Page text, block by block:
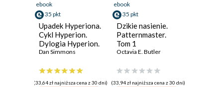
ebook
35 pkt
Upadek Hyperiona.
Cykl Hyperion.
Dylogia Hyperion.
Tom 2
Dan Simmons
(33,64 zł najniższa cena z 30 dni)
ebook
35 pkt
Dzikie nasienie.
Patternmaster.
Tom 1
Octavia E. Butler
(33,94 zł najniższa cena z 30 dni)